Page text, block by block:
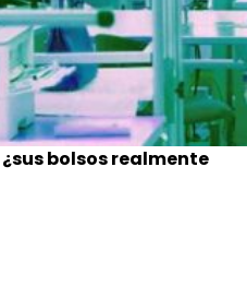
bolsos realmente